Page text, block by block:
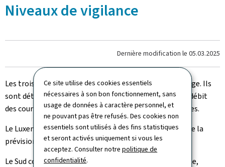
Ce site utilise des cookies essentiels
nécessaires à son bon fonctionnement, sans
usage de données à caractère personnel, et
ne pouvant pas être refusés. Des cookies non
essentiels sont utilisés à des fins statistiques
et seront activés uniquement si vous les
acceptez. Consulter notrepolitique de
confidentialité.
Niveaux de vigilance
Dernière modification le 05.03.2025
Les trois niveaux de vigilance sont jaune, orange et rouge. Ils
sont déterminés en fonction de la hauteur d’eau et du débit
des cours d’eau ainsi que des prévisions météorologiques.
Le Luxembourg a été divisé en 3 régions dans le cadre de la
prévision des crues : le Sud, le Nord et la Moselle.
Le Sud comporte la Chiers, le bassin versant de l’Alzette,